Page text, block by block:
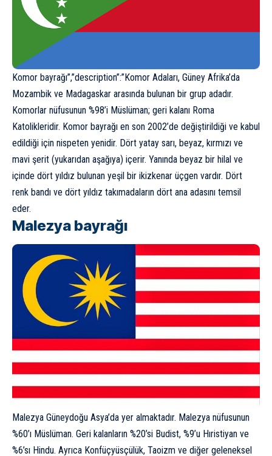
Komor bayrağı”,”description”:”Komor Adaları, Güney Afrika’da
Mozambik ve Madagaskar arasında bulunan bir grup adadır.
Komorlar nüfusunun %98’i Müslüman; geri kalanı Roma
Katolikleridir. Komor bayrağı en son 2002’de değiştirildiği ve kabul
edildiği için nispeten yenidir. Dört yatay sarı, beyaz, kırmızı ve
mavi şerit (yukarıdan aşağıya) içerir. Yanında beyaz bir hilal ve
içinde dört yıldız bulunan yeşil bir ikizkenar üçgen vardır. Dört
renk bandı ve dört yıldız takımadaların dört ana adasını temsil
eder.
Malezya bayrağı
Malezya Güneydoğu Asya’da yer almaktadır. Malezya nüfusunun
%60’ı Müslüman. Geri kalanların %20’si Budist, %9’u Hıristiyan ve
%6’sı Hindu. Ayrıca Konfüçyüsçülük, Taoizm ve diğer geleneksel